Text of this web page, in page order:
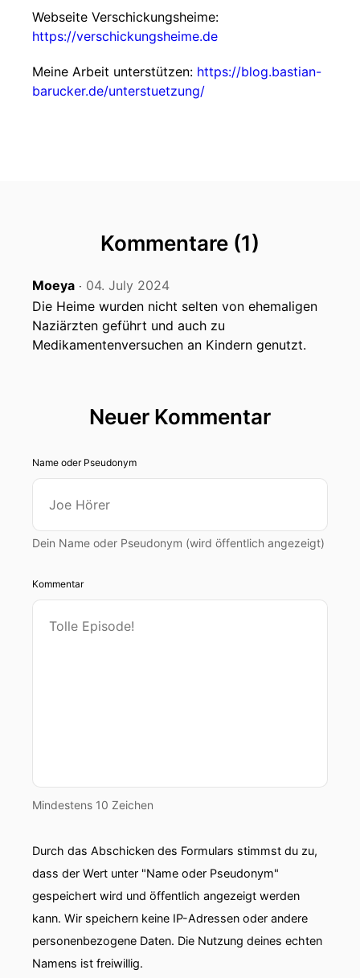
Webseite Verschickungsheime:
https://verschickungsheime.de
Meine Arbeit unterstützen: https://blog.bastian-
barucker.de/unterstuetzung/
Kommentare (1)
Moeya ‧ 04. July 2024
Die Heime wurden nicht selten von ehemaligen
Naziärzten geführt und auch zu
Medikamentenversuchen an Kindern genutzt.
Neuer Kommentar
Name oder Pseudonym
Dein Name oder Pseudonym (wird öffentlich angezeigt)
Kommentar
Mindestens 10 Zeichen
Durch das Abschicken des Formulars stimmst du zu,
dass der Wert unter "Name oder Pseudonym"
gespeichert wird und öffentlich angezeigt werden
kann. Wir speichern keine IP-Adressen oder andere
personenbezogene Daten. Die Nutzung deines echten
Namens ist freiwillig.